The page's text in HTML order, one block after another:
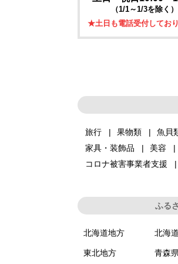
（1/1～1/3を除く）
★土日も電話受付しており
旅行 果物類 魚貝
家具・装飾品
美容
コロナ被害事業者支援
ふる
北海道地方 北海道
東北地方 青森県